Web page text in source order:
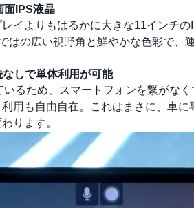
面IPS液晶
イよりもはるかに大きな11インチ
はの広い視野角と鮮やかな色彩で、
しで単体利用が可能
るため、スマートフォンを繋がな
用も自由自在。これはまさに、車
ります。